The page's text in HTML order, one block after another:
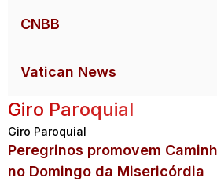
CNBB
Vatican News
Giro Paroquial
Giro Paroquial
Peregrinos promovem
no Domingo da Misericórdia